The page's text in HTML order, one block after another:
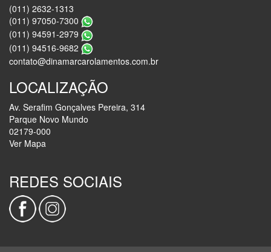
(011) 2632-1313
(011) 97050-7300
(011) 94591-2979
(011) 94516-9682
contato@dinamarcarolamentos.com.br
LOCALIZAÇÃO
Av. Serafim Gonçalves Pereira, 314
Parque Novo Mundo
02179-000
Ver Mapa
REDES SOCIAIS